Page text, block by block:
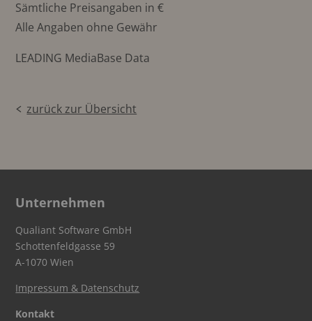
Sämtliche Preisangaben in €
Alle Angaben ohne Gewähr
LEADING MediaBase Data
zurück zur Übersicht
Unternehmen
Qualiant Software GmbH
Schottenfeldgasse 59
A-1070 Wien
Impressum & Datenschutz
Kontakt